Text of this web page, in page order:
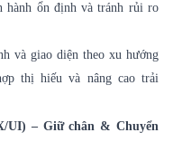
hành ổn định và tránh rủi ro
và giao diện theo xu hướng
thị hiếu và nâng cao trải
UI) – Giữ chân & Chuyển